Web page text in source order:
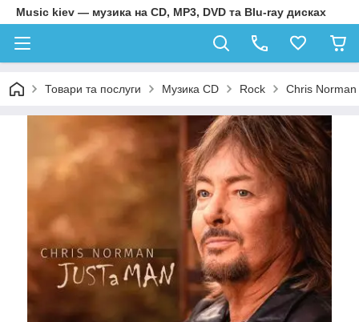
Music kiev — музика на CD, MP3, DVD та Blu-ray дисках
Товари та послуги Музика CD Rock Chris